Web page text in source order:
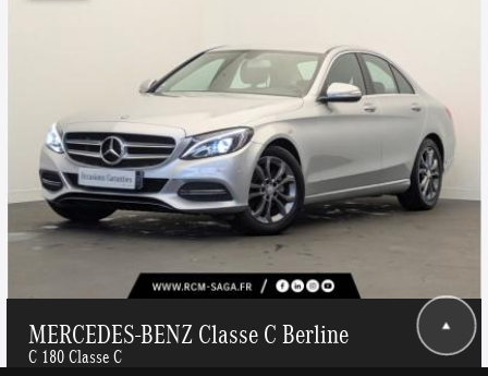
MERCEDES-BENZ Classe C Berline
C 180 Classe C